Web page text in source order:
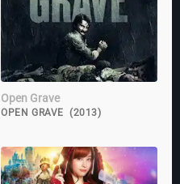
Open Grave
OPEN GRAVE (2013)